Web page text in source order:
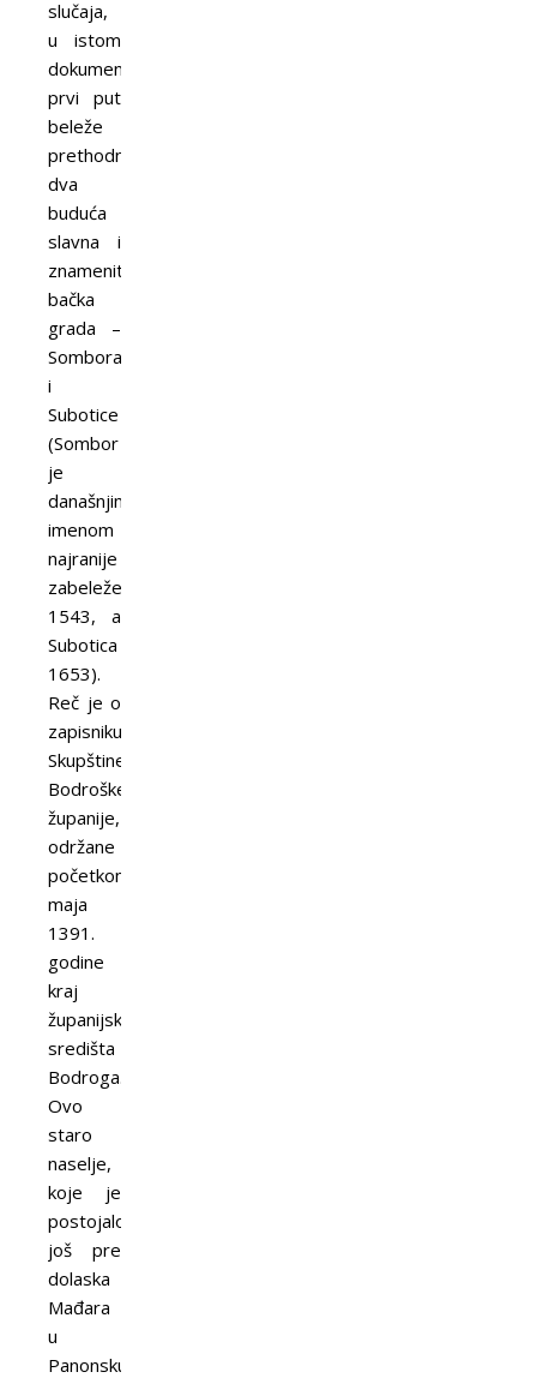
slučaja,
u istom
dokumentu
prvi put
beleže
prethodnice
dva
buduća
slavna i
znamenita
bačka
grada –
Sombora
i
Subotice
(Sombor
je
današnjim
imenom
najranije
zabeležen
1543, a
Subotica
1653).
Reč je o
zapisniku
Skupštine
Bodroške
županije,
održane
početkom
maja
1391.
godine
kraj
županijskog
središta
Bodroga.
Ovo
staro
naselje,
koje je
postojalo
još pre
dolaska
Mađara
u
Panonsku